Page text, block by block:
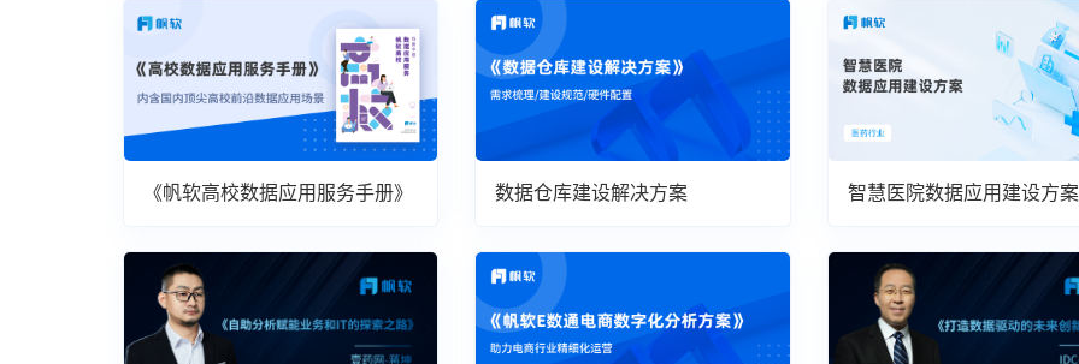
《帆软高校数据应用服务手册》 数据仓库建设解决方案 智慧医院数据应用建设方案